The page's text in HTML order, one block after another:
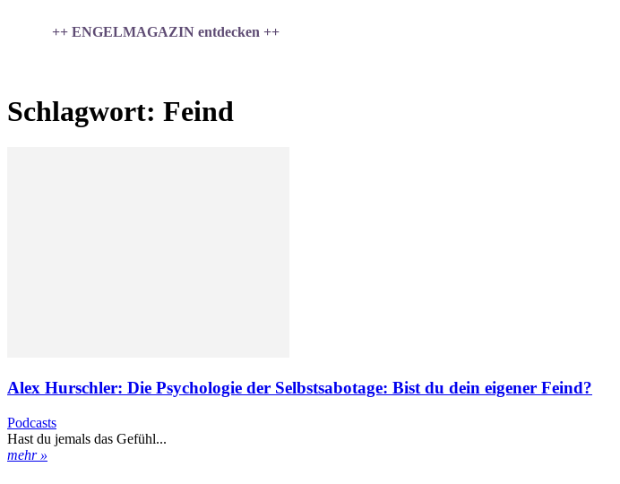
++ ENGELMAGAZIN entdecken ++
Schlagwort: Feind
Alex Hurschler: Die Psychologie der Selbstsabotage: Bist du dein eigener Feind?
Podcasts
Hast du jemals das Gefühl...
mehr »